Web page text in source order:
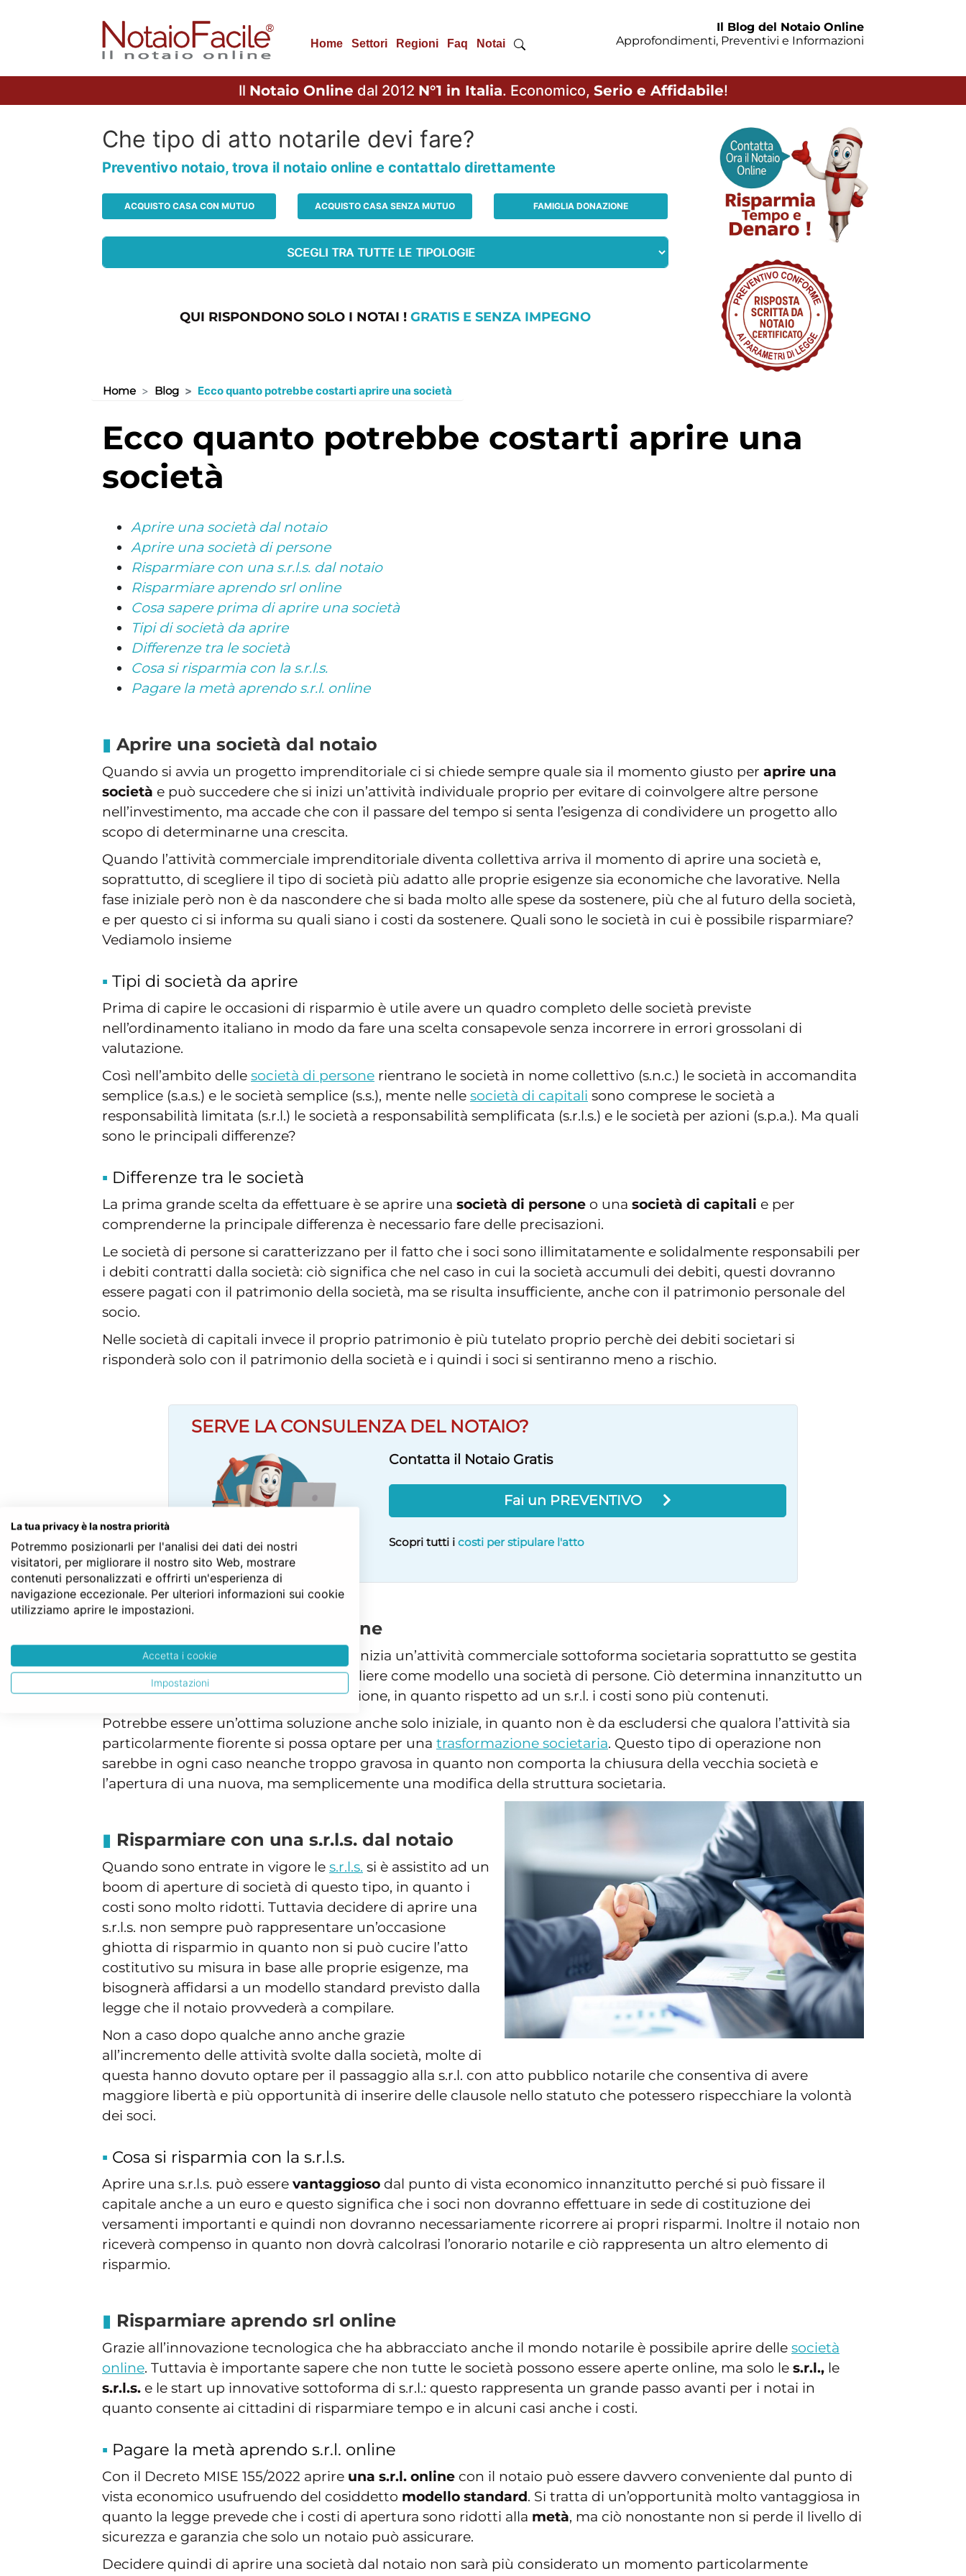
Home Settori Regioni Faq Notai
Il Blog del Notaio Online
Approfondimenti, Preventivi e Informazioni
Il Notaio Online dal 2012 N°1 in Italia. Economico, Serio e Affidabile!
Che tipo di atto notarile devi fare?
Preventivo notaio, trova il notaio online e contattalo direttamente
ACQUISTO CASA CON MUTUO ACQUISTO CASA SENZA MUTUO FAMIGLIA DONAZIONE
QUI RISPONDONO SOLO I NOTAI ! GRATIS E SENZA IMPEGNO
Home Blog Ecco quanto potrebbe costarti aprire una società
ecco quanto potrebbe costarti aprire una
società
Aprire una società dal notaio
Aprire una società di persone
Risparmiare con una s.r.l.s. dal notaio
Risparmiare aprendo srl online
Cosa sapere prima di aprire una società
Tipi di società da aprire
Differenze tra le società
Cosa si risparmia con la s.r.l.s.
Pagare la metà aprendo s.r.l. online
Aprire una società dal notaio
Quando si avvia un progetto imprenditoriale ci si chiede sempre quale sia il momento giusto per aprire una
società e può succedere che si inizi un’attività individuale proprio per evitare di coinvolgere altre persone
nell’investimento, ma accade che con il passare del tempo si senta l’esigenza di condividere un progetto allo
scopo di determinarne una crescita.
Quando l’attività commerciale imprenditoriale diventa collettiva arriva il momento di aprire una società e,
soprattutto, di scegliere il tipo di società più adatto alle proprie esigenze sia economiche che lavorative. Nella
fase iniziale però non è da nascondere che si bada molto alle spese da sostenere, più che al futuro della società,
e per questo ci si informa su quali siano i costi da sostenere. Quali sono le società in cui è possibile risparmiare?
Vediamolo insieme
Tipi di società da aprire
Prima di capire le occasioni di risparmio è utile avere un quadro completo delle società previste
nell’ordinamento italiano in modo da fare una scelta consapevole senza incorrere in errori grossolani di
valutazione.
Così nell’ambito delle società di persone rientrano le società in nome collettivo (s.n.c.) le società in accomandita
semplice (s.a.s.) e le società semplice (s.s.), mente nelle società di capitali sono comprese le società a
responsabilità limitata (s.r.l.) le società a responsabilità semplificata (s.r.l.s.) e le società per azioni (s.p.a.). Ma quali
sono le principali differenze?
Differenze tra le società
La prima grande scelta da effettuare è se aprire una società di persone o una società di capitali e per
comprenderne la principale differenza è necessario fare delle precisazioni.
Le società di persone si caratterizzano per il fatto che i soci sono illimitatamente e solidalmente responsabili per
i debiti contratti dalla società: ciò significa che nel caso in cui la società accumuli dei debiti, questi dovranno
essere pagati con il patrimonio della società, ma se risulta insufficiente, anche con il patrimonio personale del
socio.
Nelle società di capitali invece il proprio patrimonio è più tutelato proprio perchè dei debiti societari si
risponderà solo con il patrimonio della società e i quindi i soci si sentiranno meno a rischio.
SERVE LA CONSULENZA DEL NOTAIO?
Contatta il Notaio Gratis
Fai un PREVENTIVO
Scopri tutti icosti per stipulare l'atto
Aprire una società di persone
Come sopra già anticipato quando si inizia un’attività commerciale sottoforma societaria soprattutto se gestita
da un nucleo familiare si tende a scegliere come modello una società di persone. Ciò determina innanzitutto un
risparmio dal punto di vista della gestione, in quanto rispetto ad un s.r.l. i costi sono più contenuti.
Potrebbe essere un’ottima soluzione anche solo iniziale, in quanto non è da escludersi che qualora l’attività sia
particolarmente fiorente si possa optare per una trasformazione societaria. Questo tipo di operazione non
sarebbe in ogni caso neanche troppo gravosa in quanto non comporta la chiusura della vecchia società e
l’apertura di una nuova, ma semplicemente una modifica della struttura societaria.
Risparmiare con una s.r.l.s. dal notaio
Quando sono entrate in vigore le s.r.l.s. si è assistito ad un
boom di aperture di società di questo tipo, in quanto i
costi sono molto ridotti. Tuttavia decidere di aprire una
s.r.l.s. non sempre può rappresentare un’occasione
ghiotta di risparmio in quanto non si può cucire l’atto
costitutivo su misura in base alle proprie esigenze, ma
bisognerà affidarsi a un modello standard previsto dalla
legge che il notaio provvederà a compilare.
Non a caso dopo qualche anno anche grazie
all’incremento delle attività svolte dalla società, molte di
questa hanno dovuto optare per il passaggio alla s.r.l. con atto pubblico notarile che consentiva di avere
maggiore libertà e più opportunità di inserire delle clausole nello statuto che potessero rispecchiare la volontà
dei soci.
Cosa si risparmia con la s.r.l.s.
Aprire una s.r.l.s. può essere vantaggioso dal punto di vista economico innanzitutto perché si può fissare il
capitale anche a un euro e questo significa che i soci non dovranno effettuare in sede di costituzione dei
versamenti importanti e quindi non dovranno necessariamente ricorrere ai propri risparmi. Inoltre il notaio non
riceverà compenso in quanto non dovrà calcolrasi l’onorario notarile e ciò rappresenta un altro elemento di
risparmio.
Risparmiare aprendo srl online
Grazie all’innovazione tecnologica che ha abbracciato anche il mondo notarile è possibile aprire delle società
online. Tuttavia è importante sapere che non tutte le società possono essere aperte online, ma solo le s.r.l., le
s.r.l.s. e le start up innovative sottoforma di s.r.l.: questo rappresenta un grande passo avanti per i notai in
quanto consente ai cittadini di risparmiare tempo e in alcuni casi anche i costi.
Pagare la metà aprendo s.r.l. online
Con il Decreto MISE 155/2022 aprire una s.r.l. online con il notaio può essere davvero conveniente dal punto di
vista economico usufruendo del cosiddetto modello standard. Si tratta di un’opportunità molto vantaggiosa in
quanto la legge prevede che i costi di apertura sono ridotti alla metà, ma ciò nonostante non si perde il livello di
sicurezza e garanzia che solo un notaio può assicurare.
Decidere quindi di aprire una società dal notaio non sarà più considerato un momento particolarmente
La tua privacy è la nostra priorità
Potremmo posizionarli per l'analisi dei dati dei nostri
visitatori, per migliorare il nostro sito Web, mostrare
contenuti personalizzati e offrirti un'esperienza di
navigazione eccezionale. Per ulteriori informazioni sui cookie
utilizziamo aprire le impostazioni.
Accetta i cookie
Impostazioni